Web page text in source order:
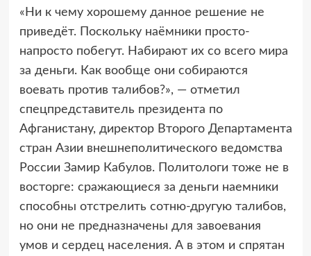
«Ни к чему хорошему данное решение не
приведёт. Поскольку наёмники просто-
напросто побегут. Набирают их со всего мира
за деньги. Как вообще они собираются
воевать против талибов?», — отметил
спецпредставитель президента по
Афганистану, директор Второго Департамента
стран Азии внешнеполитического ведомства
России Замир Кабулов. Политологи тоже не в
восторге: сражающиеся за деньги наемники
способны отстрелить сотню-другую талибов,
но они не предназначены для завоевания
умов и сердец населения. А в этом и спрятан